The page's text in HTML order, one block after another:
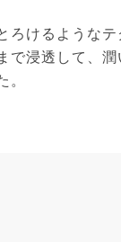
ろけるような
で浸透して、
。